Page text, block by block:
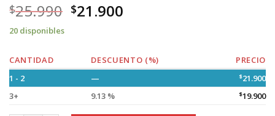
$25.990 $21.900
20 disponibles
CANTIDAD DESCUENTO (%)
PRECIO
1 - 2
— $21.900
3+
9.13 % $19.900